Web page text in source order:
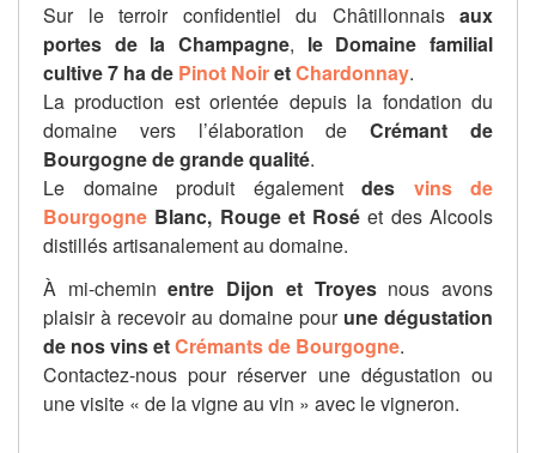
Sur le terroir confidentiel du Châtillonnais aux
portes de la Champagne, le Domaine familial
cultive 7 ha de Pinot NoiretChardonnay.
La production est orientée depuis la fondation du
domaine vers l’élaboration deCrémant de
Bourgogne de grande qualité.
Le domaine produit égalementdes vins de
Bourgogne Blanc, Rouge et Rosé et des Alcools
distillés artisanalement au domaine.
À mi-cheminentre Dijon et Troyesnous avons
plaisir à recevoir au domaine pour une dégustation
de nos vins etCrémants de Bourgogne.
Contactez-nous pour réserver une dégustation ou
une visite « de la vigne au vin » avec le vigneron.